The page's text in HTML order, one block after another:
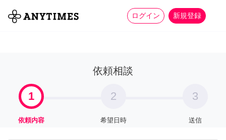
ログイン 新規登録
全て 家事 more_horiz
依頼相談
1
依頼内容
2
希望日時
3
送信